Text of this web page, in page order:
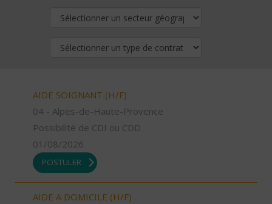
AIDE SOIGNANT (H/F)
04 - Alpes-de-Haute-Provence
Possibilité de CDI ou CDD
01/08/2026
POSTULER
AIDE A DOMICILE (H/F)